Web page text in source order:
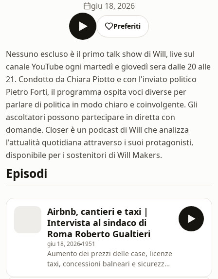
giu 18, 2026
Preferiti
Nessuno escluso è il primo talk show di Will, live sul
canale YouTube ogni martedì e giovedì sera dalle 20 alle
21. Condotto da Chiara Piotto e con l'inviato politico
Pietro Forti, il programma ospita voci diverse per
parlare di politica in modo chiaro e coinvolgente. Gli
ascoltatori possono partecipare in diretta con
domande. Closer è un podcast di Will che analizza
l'attualità quotidiana attraverso i suoi protagonisti,
disponibile per i sostenitori di Will Makers.
Episodi
Airbnb, cantieri e taxi |
Intervista al sindaco di
Roma Roberto Gualtieri
giu 18, 2026 1951
Aumento dei prezzi delle case, licenze
taxi, concessioni balneari e sicurezza